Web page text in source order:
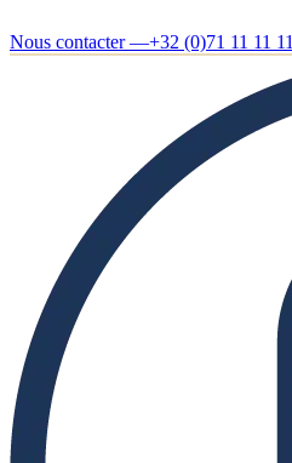
Nous contacter —+32 (0)71 11 11 11